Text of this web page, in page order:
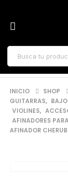
INICIO
SHOP
GUITARRAS,
VIOLINES,
AFINADORES
AFINADOR